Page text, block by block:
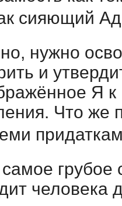
сияющий
нужно
и
Я к
Что же
человека